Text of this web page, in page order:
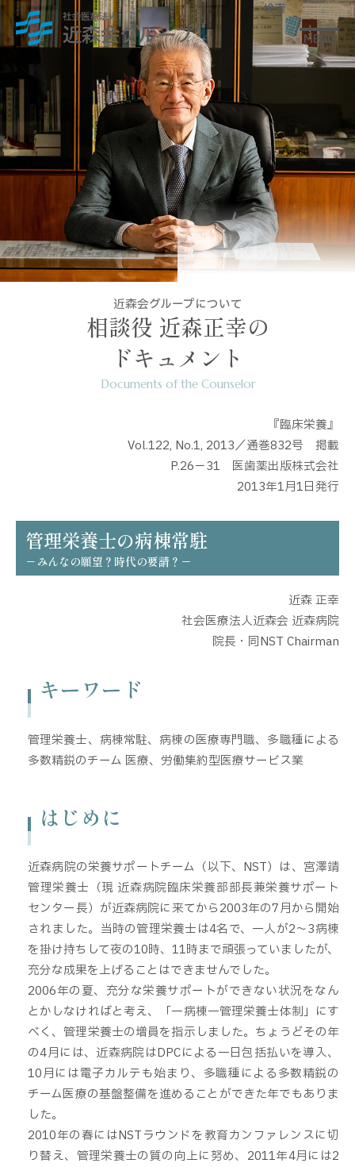
MENU
検索
近森会グループについて
相談役 近森正幸の
ドキュメント
Documents of the Counselor
『臨床栄養』
Vol.122, No.1, 2013／通巻832号 掲載
P.26－31 医歯薬出版株式会社
2013年1月1日発行
管理栄養士の病棟常駐
－みんなの願望？時代の要請？－
近森 正幸
社会医療法人近森会 近森病院
院長・同NST Chairman
キーワード
管理栄養士、病棟常駐、病棟の医療専門職、多職種による
多数精鋭のチーム 医療、労働集約型医療サービス業
はじめに
近森病院の栄養サポートチーム（以下、NST）は、宮澤靖
管理栄養士（現 近森病院臨床栄養部部長兼栄養サポート
センター長）が近森病院に来てから2003年の7月から開始
されました。当時の管理栄養士は4名で、一人が2～3病棟
を掛け持ちして夜の10時、11時まで頑張っていましたが、
充分な成果を上げることはできませんでした。
2006年の夏、充分な栄養サポートができない状況をなん
とかしなければと考え、「一病棟一管理栄養士体制」にす
べく、管理栄養士の増員を指示しました。ちょうどその年
の4月には、近森病院はDPCによる一日包括払いを導入、
10月には電子カルテも始まり、多職種による多数精鋭の
チーム医療の基盤整備を進めることができた年でもありま
した。
2010年の春にはNSTラウンドを教育カンファレンスに切
り替え、管理栄養士の質の向上に努め、2011年4月には2